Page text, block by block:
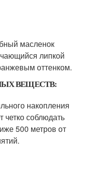
масленок
липкой
оттенком.
ВЕЩЕСТВ:
накопления
четко соблюдать
500 метров от